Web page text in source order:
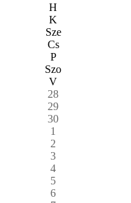
H
K
Sze
Cs
P
Szo
V
28
29
30
1
2
3
4
5
6